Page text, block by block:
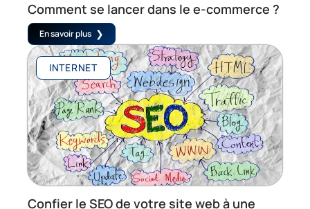
Comment se lancer dans le e-commerce ?
En savoir plus
INTERNET
Confier le SEO de votre site web à une